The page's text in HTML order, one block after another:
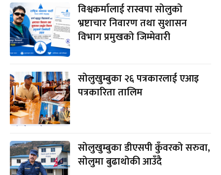
विश्वकर्मालाई रास्वपा सोलुको
भ्रष्टाचार निवारण तथा सुशासन
विभाग प्रमुखको जिम्मेवारी
सोलुखुम्बुका २६ पत्रकारलाई एआइ
पत्रकारिता तालिम
सोलुखुम्बुका डीएसपी कुँवरको सरुवा,
सोलुमा बुढाथोकी आउँदै